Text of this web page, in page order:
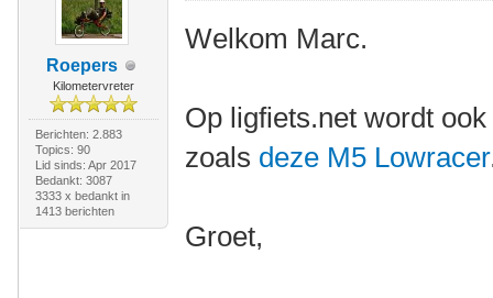
Roepers
Kilometervreter
Berichten: 2.883
Topics: 90
Lid sinds: Apr 2017
Bedankt: 3087
3333 x bedankt in
1413 berichten
Welkom Marc.
Op ligfiets.net wordt
zoals deze M5 Lowracer
Groet,